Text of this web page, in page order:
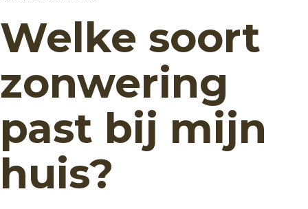
Welke soort
zonwering
past bij mijn
huis?